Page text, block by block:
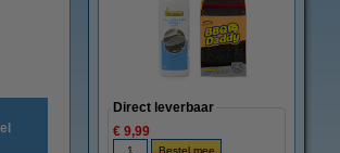
Direct leverbaar
€ 9,99